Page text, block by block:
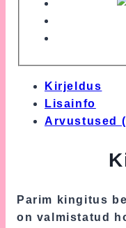
Kirjeldus
Lisainfo
Arvustused
Parim kingitus
on valmistatud